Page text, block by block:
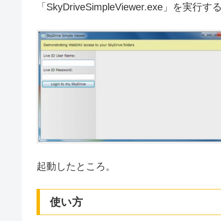
「SkyDriveSimpleViewer.exe」を実行す
起動したところ。
使い方